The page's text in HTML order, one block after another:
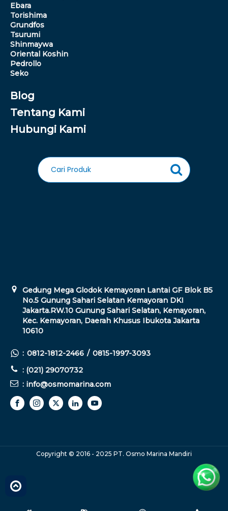
Ebara
Torishima
Grundfos
Tsurumi
Shinmaywa
Oriental Koshin
Pedrollo
Seko
Blog
Tentang Kami
Hubungi Kami
Gedung Mega Glodok Kemayoran Lantai GF Blok B5
No.5 Gunung Sahari Selatan Kemayoran DKI
Jakarta.RW.10 Gunung Sahari Selatan, Kemayoran,
Kec. Kemayoran, Daerah Khusus Ibukota Jakarta
10610
: 0812-1812-2466 / 0815-1997-3093
: (021) 29070732
: info@osmomarina.com
Copyright © 2016 - 2025 PT. Osmo Marina Mandiri